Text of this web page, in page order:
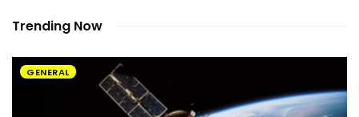
Trending Now
GENERAL